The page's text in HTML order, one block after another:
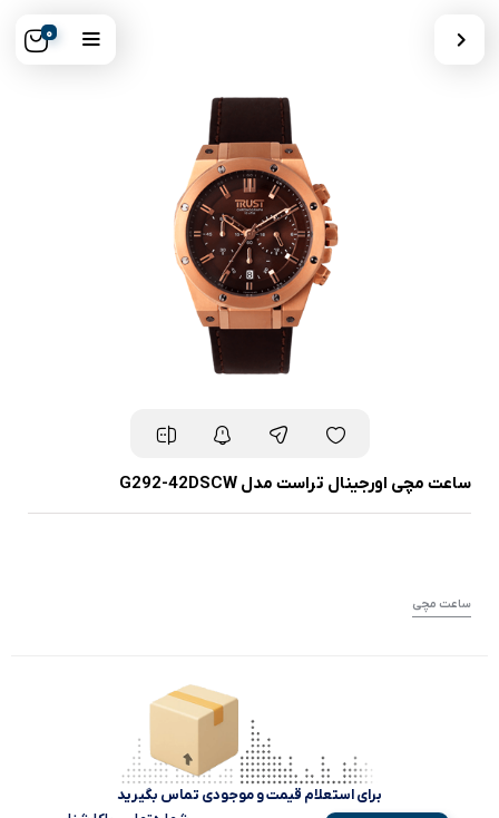
0
ساعت مچی اورجینال تراست مدل G292-42DSCW
ساعت مچی
برای استعلام قیمت و موجودی تماس بگیرید